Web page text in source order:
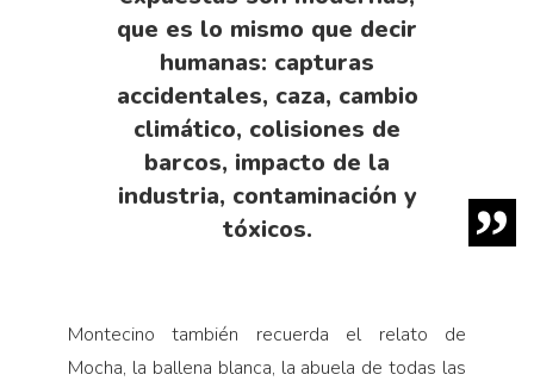
que es lo mismo que decir
humanas: capturas
accidentales, caza, cambio
climático, colisiones de
barcos, impacto de la
industria, contaminación y
tóxicos.
Montecino también recuerda el relato de
Mocha, la ballena blanca, la abuela de todas las